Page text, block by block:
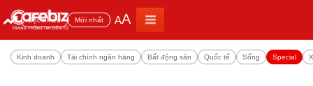
Đọc nhiều Mới nhất AA
Kinh doanh Tài chính ngân hàng Bất động sản Quốc tế Sống Special